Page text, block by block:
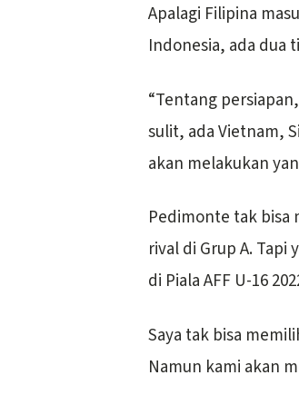
Apalagi Filipina
Indonesia, ada dua
“Tentang
sulit, ada Vietnam,
akan melakukan
Pedimonte tak bisa
rival di Grup A.
di Piala AFF U-16
Saya tak bisa
Namun kami akan